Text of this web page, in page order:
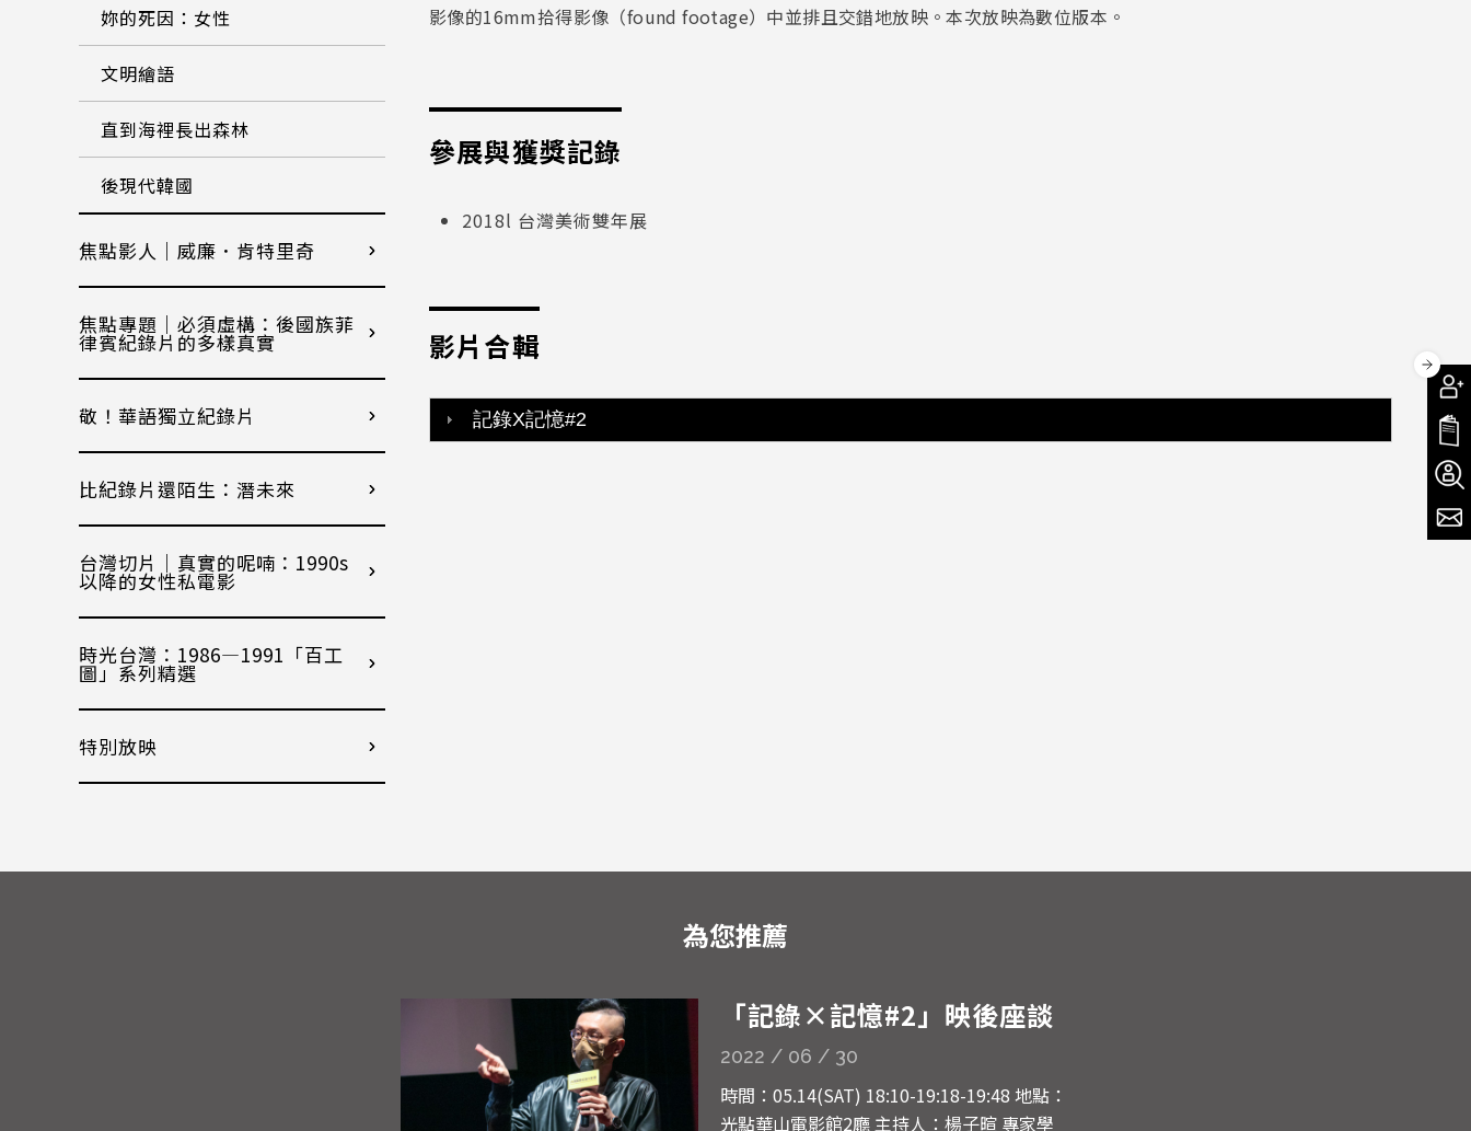
影像的16mm拾得影像（found footage）中並排且交錯地放映。本次放映為數位版本。
參展與獲獎記錄
2018l 台灣美術雙年展
影片合輯
記錄X記憶#2
妳的死因：女性
文明繪語
直到海裡長出森林
後現代韓國
焦點影人｜威廉．肯特里奇
焦點專題｜必須虛構：後國族菲
律賓紀錄片的多樣真實
敬！華語獨立紀錄片
比紀錄片還陌生：潛未來
台灣切片｜真實的呢喃：1990s
以降的女性私電影
時光台灣：1986—1991「百工
圖」系列精選
特別放映
為您推薦
「記錄×記憶#2」映後座談
2022 / 06 / 30
時間：05.14(SAT) 18:10-19:18-19:48 地點：
光點華山電影館2廳 主持人：楊子暄 專家學